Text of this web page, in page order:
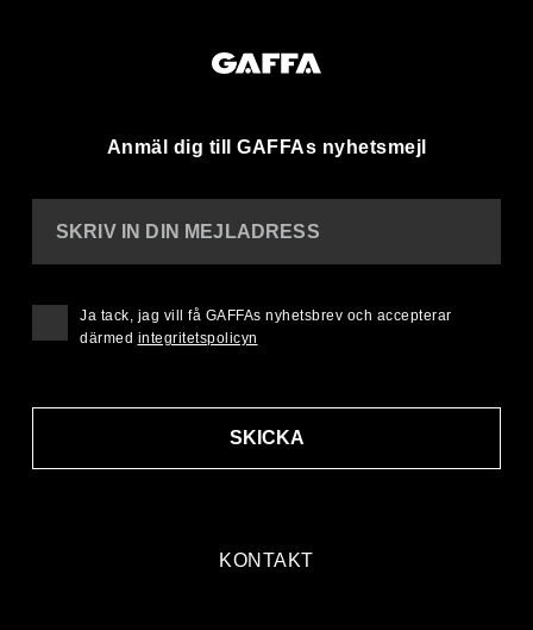
Anmäl dig till GAFFAs nyhetsmejl
KONTAKT
SKRIV IN DIN MEJLADRESS
SKICKA
Ja tack, jag vill få GAFFAs nyhetsbrev och accepterar
därmed integritetspolicyn